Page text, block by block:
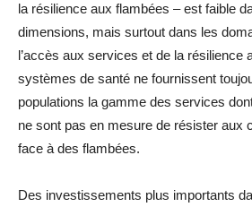
la résilience aux flambées – est faible
dimensions, mais surtout dans les
l’accès aux services et de la résilience
systèmes de santé ne fournissent
populations la gamme des services
ne sont pas en mesure de résister aux
face à des flambées.
Des investissements plus importants